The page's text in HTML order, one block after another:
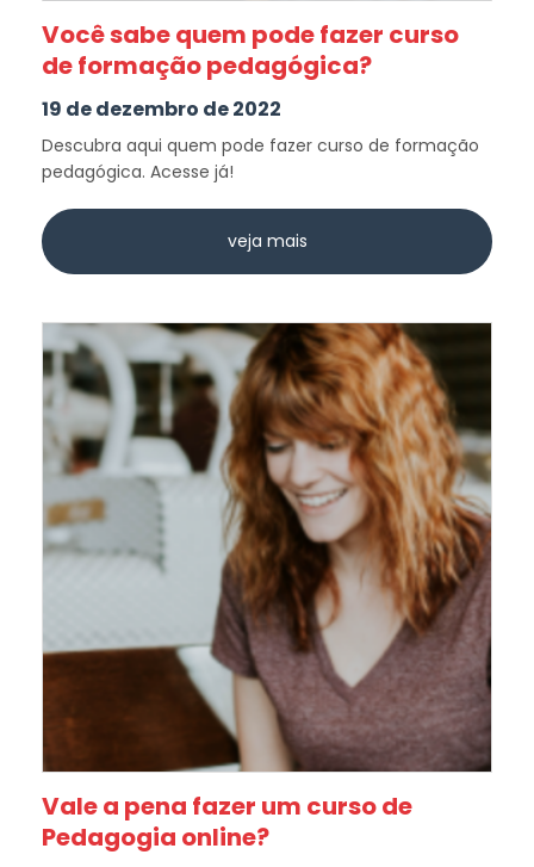
Você sabe quem pode fazer curso
de formação pedagógica?
19 de dezembro de 2022
Descubra aqui quem pode fazer curso de formação
pedagógica. Acesse já!
veja mais
Vale a pena fazer um curso de
Pedagogia online?